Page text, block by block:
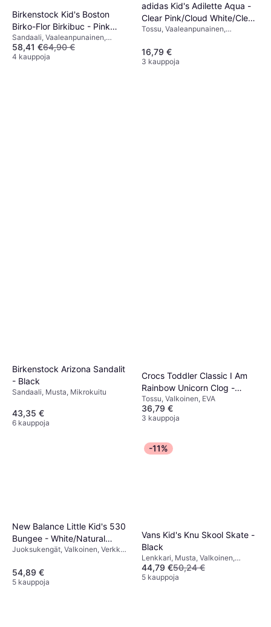
Birkenstock Kid's Boston
Birko-Flor Birkibuc - Pink
Clay
Sandaali, Vaaleanpunainen,
Monivärinen, Säämiskä, Nahka,
Tekonahka, Synteettinen, Korkki,
58,41 €64,90 €
4 kauppoja
adidas Kid's Adilette Aqua -
Clear Pink/Cloud White/Clear
Pink
Tossu, Vaaleanpunainen,
16,79 €
3 kauppoja
Birkenstock Arizona Sandalit
- Black
Sandaali, Musta, Mikrokuitu
43,35 €
6 kauppoja
Crocs Toddler Classic I Am
Rainbow Unicorn Clog -
Chalk
Tossu, Valkoinen, EVA
36,79 €
3 kauppoja
New Balance Little Kid's 530
Bungee - White/Natural
Indigo/Silver Metallic
Juoksukengät, Valkoinen, Verkko,
54,89 €
5 kauppoja
-11%
Vans Kid's Knu Skool Skate -
Black
Lenkkari, Musta, Valkoinen,
Kangas, Nahka, Tekstiili,
Säämiskä
44,79 €50,24 €
5 kauppoja